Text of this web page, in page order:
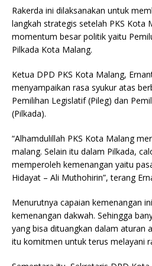
Rakerda ini dilaksanakan untuk
langkah strategis setelah PKS Kota
momentum besar politik yaitu
Pilkada Kota Malang.
Ketua DPD PKS Kota Malang,
menyampaikan rasa syukur atas
Pemilihan Legislatif (Pileg) dan
(Pilkada).
“Alhamdulillah PKS Kota Malang
malang. Selain itu dalam Pilkada,
memperoleh kemenangan yaitu
Hidayat – Ali Muthohirin”, terang
Menurutnya capaian kemenangan
kemenangan dakwah. Sehingga
yang bisa dituangkan dalam aturan
itu komitmen untuk terus melayani